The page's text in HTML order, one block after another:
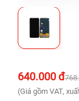
640.000 đ
(Giá gồm VAT,